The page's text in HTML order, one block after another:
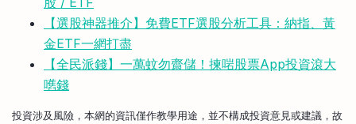
【選股神器推介】免費ETF選股分析工具：納指、黃
金ETF一網打盡
【全民派錢】一萬蚊勿齋儲！揀啱股票App投資滾大
嚿錢
投資涉及風險，本網的資訊僅作教學用途，並不構成投資意見或建議，故